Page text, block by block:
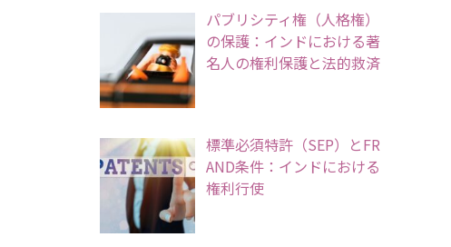
パブリシティ権（人格権）
の保護：インドにおける著
名人の権利保護と法的救済
標準必須特許（SEP）とFR
AND条件：インドにおける
権利行使